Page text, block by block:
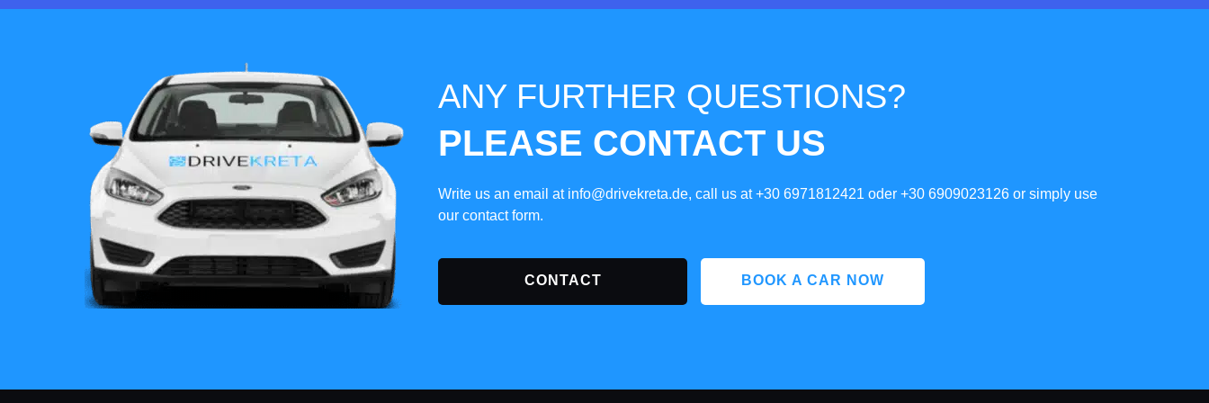
ANY FURTHER QUESTIONS?
PLEASE CONTACT US
Write us an email at info@drivekreta.de, call us at+30 6971812421 oder +30 6909023126or simply use
our contact form.
CONTACT BOOK A CAR NOW